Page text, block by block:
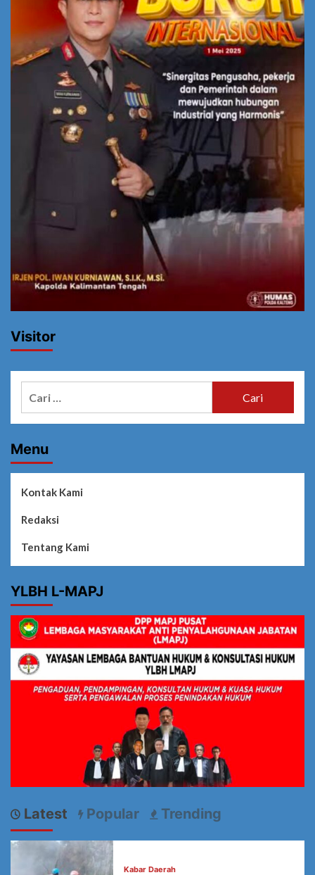
Visitor
Menu
Kontak Kami
Redaksi
Tentang Kami
YLBH L-MAPJ
Latest Popular Trending
Kabar Daerah